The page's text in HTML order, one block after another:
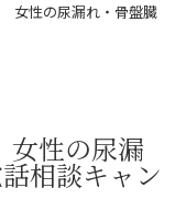
女性の尿漏れ・骨盤臓
性の尿漏
相談キャン